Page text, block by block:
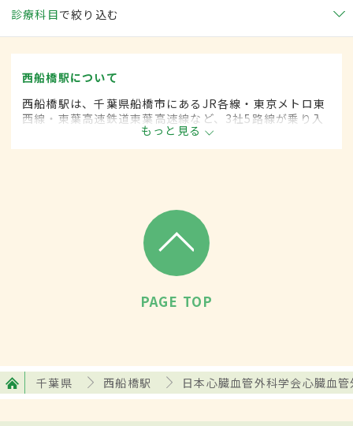
診療科目で絞り込む
西船橋駅について
西船橋駅は、千葉県船橋市にあるJR各線・東京メトロ東
西線・東葉高速鉄道東葉高速線など、3社5路線が乗り入
れている。駅構内にはショッピングモールも併設されて
いて、多くの人に利用されている。
もっと見る
PAGE TOP
千葉県 西船橋駅 日本心臓血管外科学会心臓血